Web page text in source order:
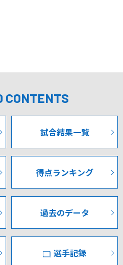
れた右サイドからのクロスに
選手にペナルティーエリア内
木ペース。甲府はチャンスを
ェックに阻まれパスミス、パ
ムが生まれない。
がルーズボール争いで接触し
ピッチの外に出て治療し試合
けよう」と選手に話しまし
CONTENTS
試合結果一覧
得点ランキング
過去のデータ
選手記録